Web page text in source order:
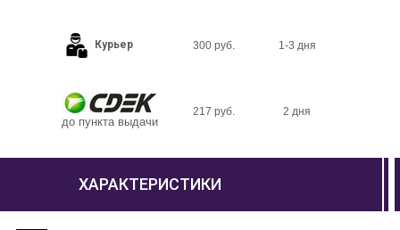
Курьер 300 руб. 1-3 дня
до пункта выдачи
217 руб. 2 дня
ХАРАКТЕРИСТИКИ